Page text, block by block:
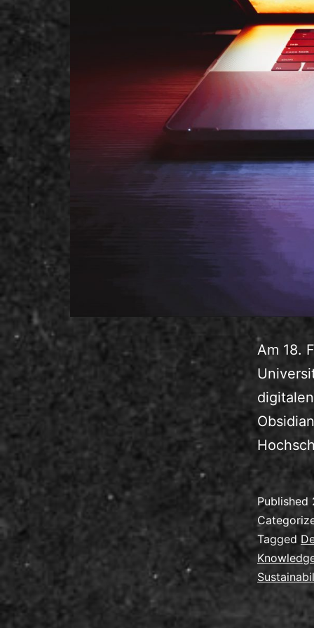
Am 18.
Published
Tagged